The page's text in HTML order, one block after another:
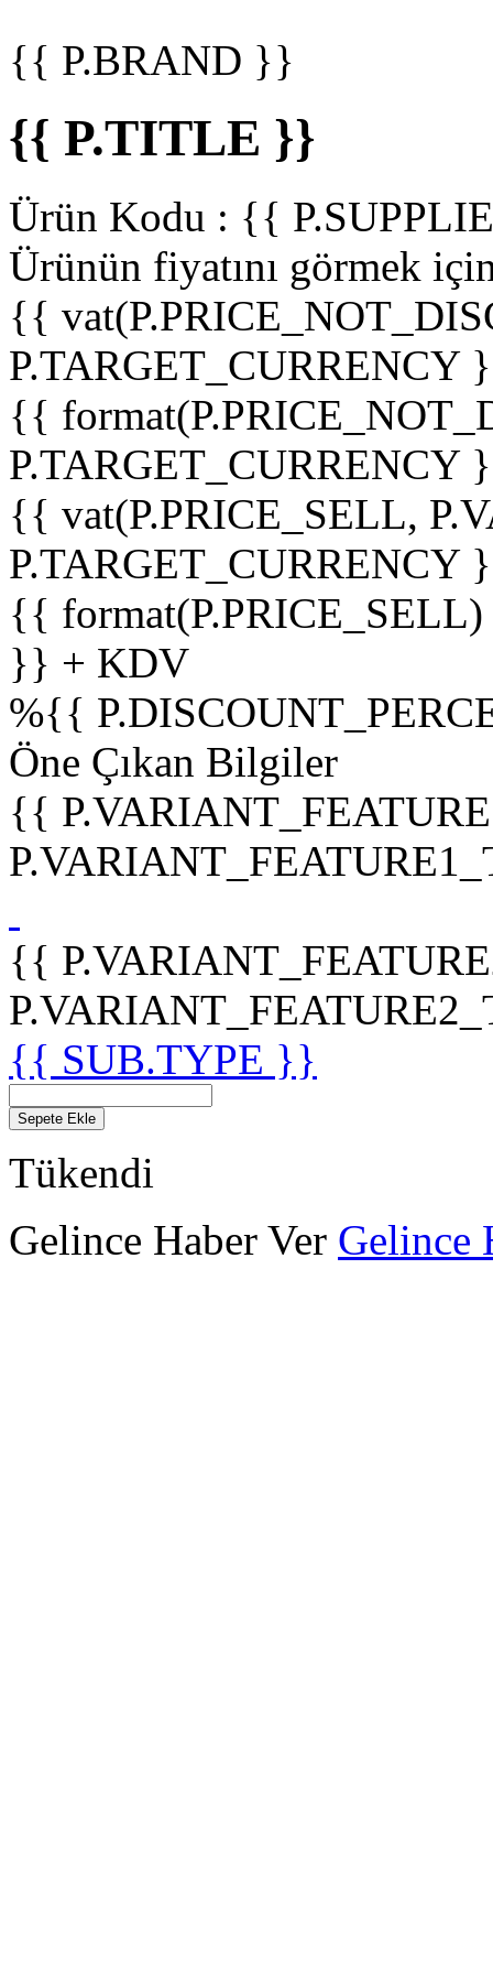
{{ P.BRAND }}
{{ P.TITLE }}
Ürün Kodu : {{
Ürünün fiyatını görmek
{{
P.TARGET_CURRENCY
{{
P.TARGET_CURRENCY
{{ vat(P.PRICE_SELL,
P.TARGET_CURRENCY
{{
}} + KDV
%{{
Öne Çıkan Bilgiler
{{
{{
{{ SUB.TYPE }}
Sepete Ekle
Tükendi
Gelince Haber Ver Gelince